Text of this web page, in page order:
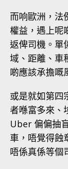
而响歐洲，法
權益，遇上呢
返俾司機。單
域、距離、車
啲應該承擔嘅
或是就如第四
者喺富多來、
Uber 偏偏抽
車，唔覺得蝕
唔係真係等個